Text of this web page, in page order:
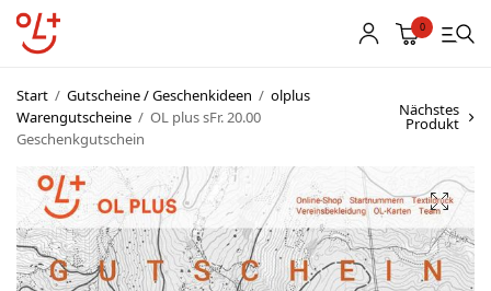
0
Start / Gutscheine / Geschenkideen / olplus
Warengutscheine / OL plus sFr. 20.00
Geschenkgutschein
Nächstes
Produkt
Shop
Vereinsbekleidung
Startnummern